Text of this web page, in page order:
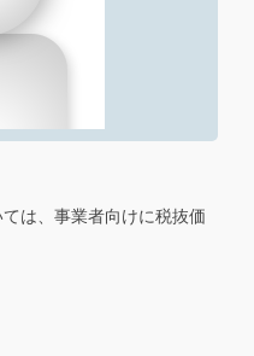
は、事業者向けに税抜価